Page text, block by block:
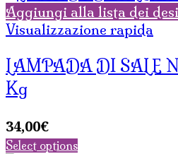
Aggiungi alla lista dei
Visualizzazione rapida
LAMPADA DI SALE
Kg
34,00€
Select options